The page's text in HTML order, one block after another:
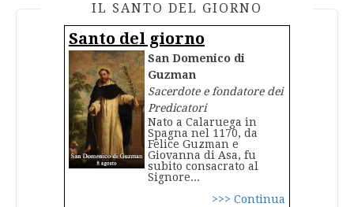
IL SANTO DEL GIORNO
Santo del giorno
San Domenico di
Guzman
Sacerdote e fondatore dei
Predicatori
Nato a Calaruega in
Spagna nel 1170, da
Felice Guzman e
Giovanna di Asa, fu
subito consacrato al
Signore...
>>> Continua